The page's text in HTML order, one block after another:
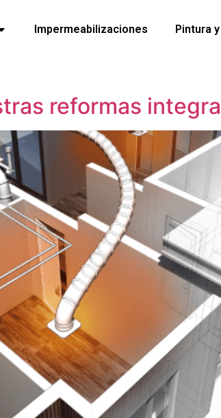
Impermeabilizaciones Pintura
reformas